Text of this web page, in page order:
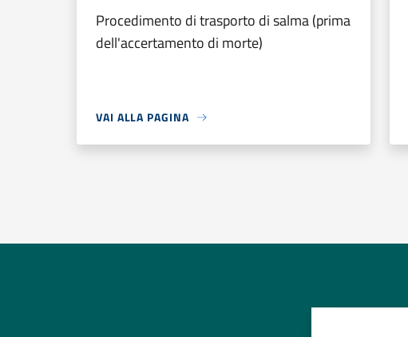
Procedimento di trasporto di salma (prima
dell'accertamento di morte)
VAI ALLA PAGINA